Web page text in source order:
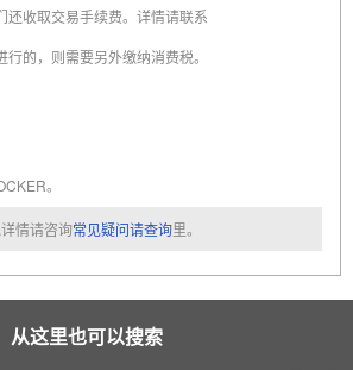
还收取交易手续费。详情请联系
的，则需要另外缴纳消费税。
。
情请咨询常见疑问请查询里。
从这里也可以搜索